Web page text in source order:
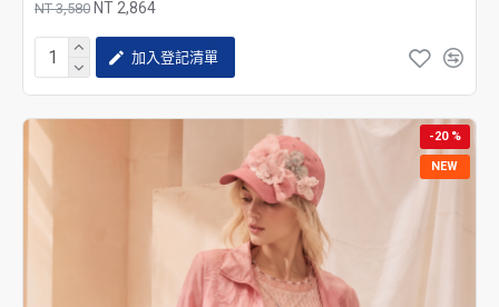
NT 3,580 NT 2,864
加入登記清單
NEW
-20 %